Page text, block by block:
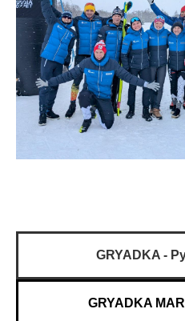
GRYADKA -
GRYADKA